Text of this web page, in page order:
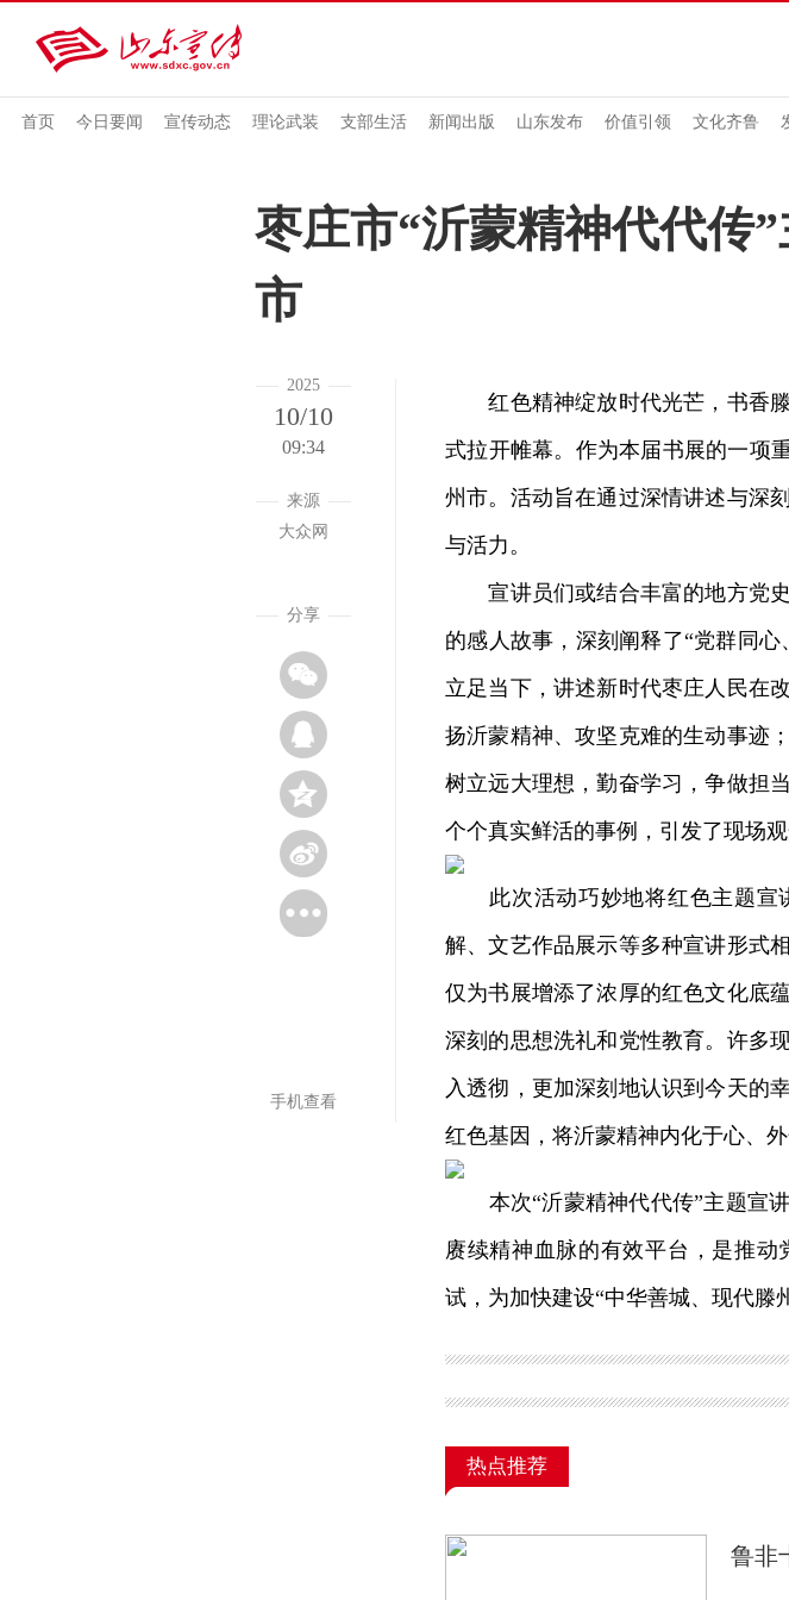
首页 今日要闻 宣传动态 理论武装 支部生活 新闻出版 山东发布 价值引领 文化齐鲁
枣庄市“沂蒙精神代代传
市
2025
10/10
09:34
来源
大众网
分享
手机查看
红色精神绽放时代光芒，书香滕
式拉开帷幕。作为本届书展的一项
州市。活动旨在通过深情讲述与深
与活力。
宣讲员们或结合丰富的地方党史
的感人故事，深刻阐释了“党群同
立足当下，讲述新时代枣庄人民在
扬沂蒙精神、攻坚克难的生动事迹
树立远大理想，勤奋学习，争做担
个个真实鲜活的事例，引发了现场
此次活动巧妙地将红色主题宣
解、文艺作品展示等多种宣讲形式
仅为书展增添了浓厚的红色文化底
深刻的思想洗礼和党性教育。许多
入透彻，更加深刻地认识到今天的
红色基因，将沂蒙精神内化于心、
本次“沂蒙精神代代传”主题宣讲
赓续精神血脉的有效平台，是推
试，为加快建设“中华善城、现代滕
热点推荐
鲁非